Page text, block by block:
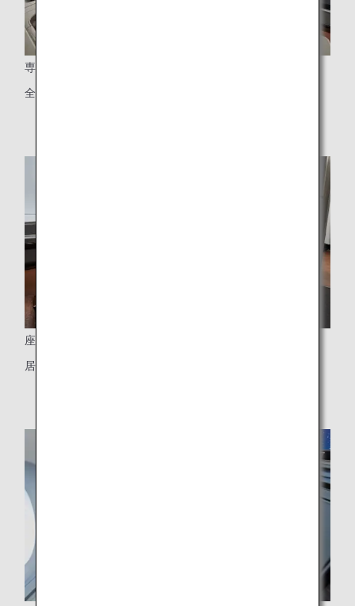
専用スペース
全8席のみの特別な空間、星空をイメージした壁紙
座席
居住性と機能性に優れています